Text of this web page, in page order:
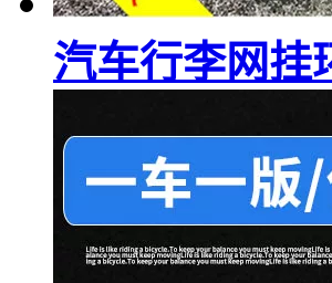
汽车行李网挂